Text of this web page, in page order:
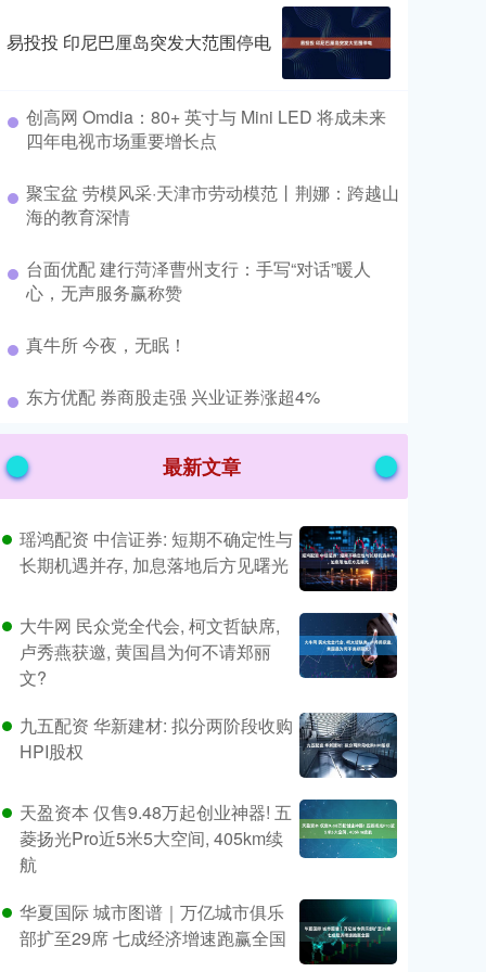
易投投 印尼巴厘岛突发大范围停电
​创高网 Omdia：80+ 英寸与 Mini LED 将成未来
四年电视市场重要增长点
​聚宝盆 劳模风采·天津市劳动模范丨荆娜：跨越山
海的教育深情
​台面优配 建行菏泽曹州支行：手写“对话”暖人
心，无声服务赢称赞
​真牛所 今夜，无眠！
​东方优配 券商股走强 兴业证券涨超4%
最新文章
瑶鸿配资 中信证券: 短期不确定性与
长期机遇并存, 加息落地后方见曙光
大牛网 民众党全代会, 柯文哲缺席,
卢秀燕获邀, 黄国昌为何不请郑丽
文?
九五配资 华新建材: 拟分两阶段收购
HPI股权
天盈资本 仅售9.48万起创业神器! 五
菱扬光Pro近5米5大空间, 405km续
航
华夏国际 城市图谱｜万亿城市俱乐
部扩至29席 七成经济增速跑赢全国